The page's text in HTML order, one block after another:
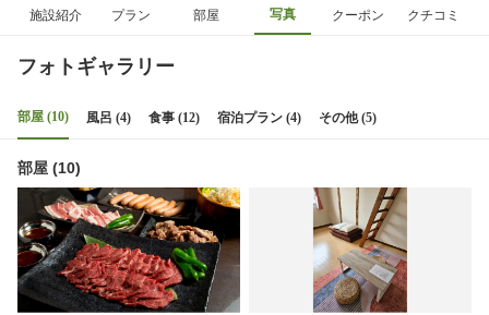
施設紹介 プラン 部屋 写真 クーポン クチコミ
フォトギャラリー
部屋 (10) 風呂 (4) 食事 (12) 宿泊プラン (4) その他 (5)
部屋 (10)